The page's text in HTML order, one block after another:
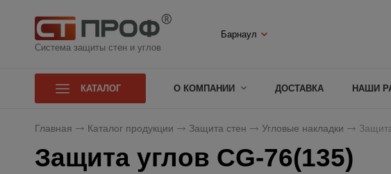
Система защиты стен и углов
Барнаул
КАТАЛОГ О КОМПАНИИ ДОСТАВКА НАШИ
Главная Каталог продукции Защита стен Угловые накладки
Защита углов CG-76(135)